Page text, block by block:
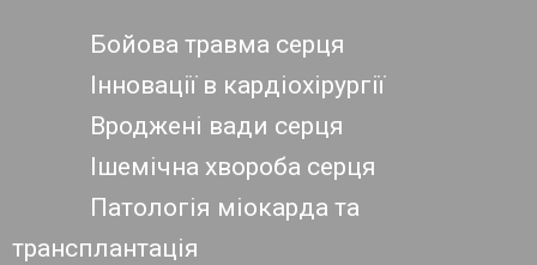
Бойова травма серця
Інновації в кардіохірургії
Вроджені вади серця
Ішемічна хвороба серця
Патологія міокарда та
трансплантація